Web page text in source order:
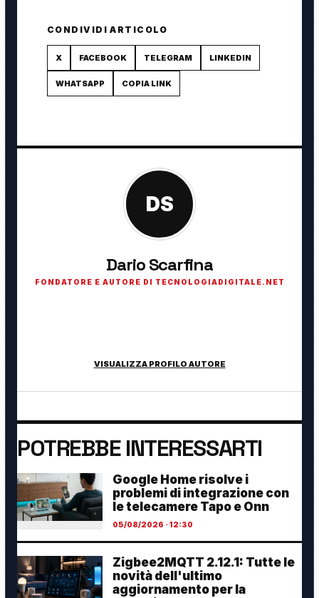
CONDIVIDI ARTICOLO
X FACEBOOK TELEGRAM LINKEDIN
WHATSAPP COPIA LINK
DS
Dario Scarfina
FONDATORE E AUTORE DI TECNOLOGIADIGITALE.NET
VISUALIZZA PROFILO AUTORE
POTREBBE INTERESSARTI
Google Home risolve i
problemi di integrazione con
le telecamere Tapo e Onn
05/08/2026 · 12:30
Zigbee2MQTT 2.12.1: Tutte le
novità dell'ultimo
aggiornamento per la